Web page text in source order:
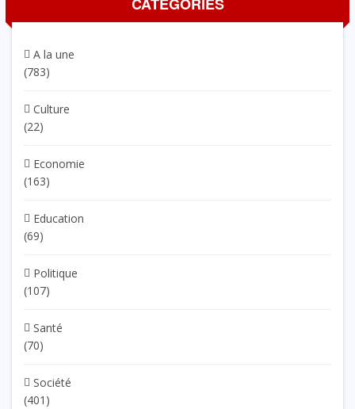
CATÉGORIES
A la une
(783)
Culture
(22)
Economie
(163)
Education
(69)
Politique
(107)
Santé
(70)
Société
(401)